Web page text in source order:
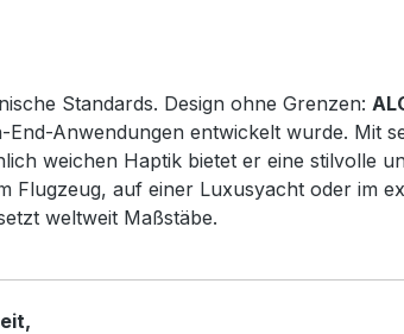
Standards. Design ohne Grenzen:
Anwendungen entwickelt wurde. Mit
weichen Haptik bietet er eine stilvolle
Flugzeug, auf einer Luxusyacht oder im
weltweit Maßstäbe.